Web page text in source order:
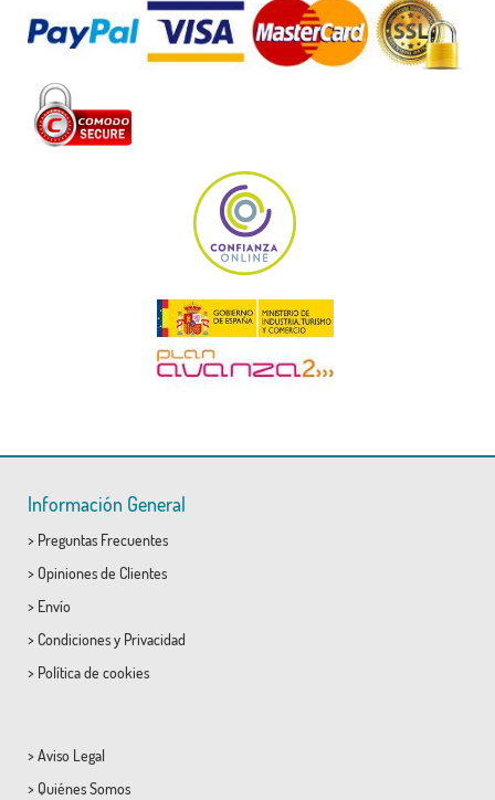
Información General
> Preguntas Frecuentes
> Opiniones de Clientes
> Envío
> Condicionesy Privacidad
> Política de cookies
> Aviso Legal
> Quiénes Somos